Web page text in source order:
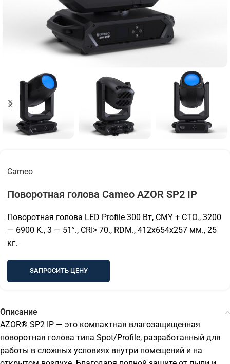
Cameo
Поворотная голова Cameo AZOR SP2 IP
Поворотная голова LED Profile 300 Вт, CMY + CTO., 3200
— 6900 K., 3 — 51°., CRI> 70., RDM., 412х654х257 мм., 25
кг.
ЗАПРОСИТЬ ЦЕНУ
Описание
AZOR® SP2 IP — это компактная влагозащищенная
поворотная голова типа Spot/Profile, разработанный для
работы в сложных условиях внутри помещений и на